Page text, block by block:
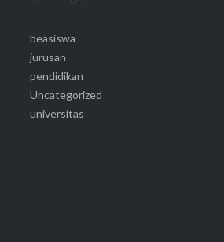
beasiswa
jurusan
pendidikan
Uncategorized
universitas